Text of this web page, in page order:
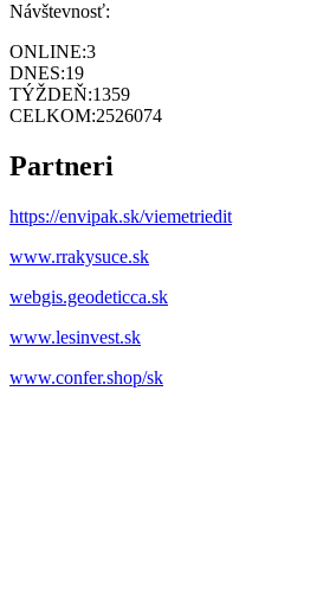
Návštevnosť:
ONLINE:3
DNES:19
TÝŽDEŇ:1359
CELKOM:2526074
Partneri
https://envipak.sk/viemetriedit
www.rrakysuce.sk
webgis.geodeticca.sk
www.lesinvest.sk
www.confer.shop/sk